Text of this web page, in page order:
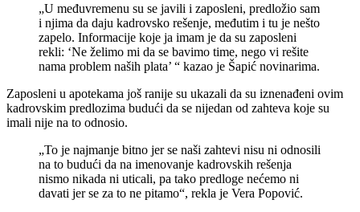
„U međuvremenu su se javili i zaposleni, predložio sam
i njima da daju kadrovsko rešenje, međutim i tu je nešto
zapelo. Informacije koje ja imam je da su zaposleni
rekli: ‘Ne želimo mi da se bavimo time, nego vi rešite
nama problem naših plata’ “ kazao je Šapić novinarima.
Zaposleni u apotekama još ranije su ukazali da su iznenađeni ovim
kadrovskim predlozima budući da se nijedan od zahteva koje su
imali nije na to odnosio.
„To je najmanje bitno jer se naši zahtevi nisu ni odnosili
na to budući da na imenovanje kadrovskih rešenja
nismo nikada ni uticali, pa tako predloge nećemo ni
davati jer se za to ne pitamo“, rekla je Vera Popović.